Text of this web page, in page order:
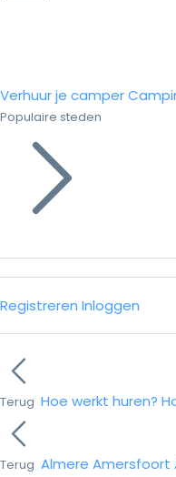
Verhuur je camper
Populaire steden
Registreren Inloggen
Terug Hoe werkt huren?
Terug Almere Amersfoort